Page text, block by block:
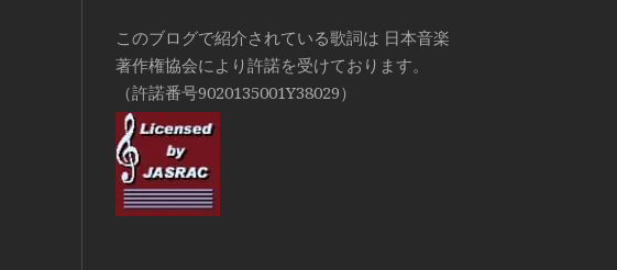
このブログで紹介されている歌詞は 日本音楽
著作権協会により許諾を受けております。
（許諾番号9020135001Y38029）